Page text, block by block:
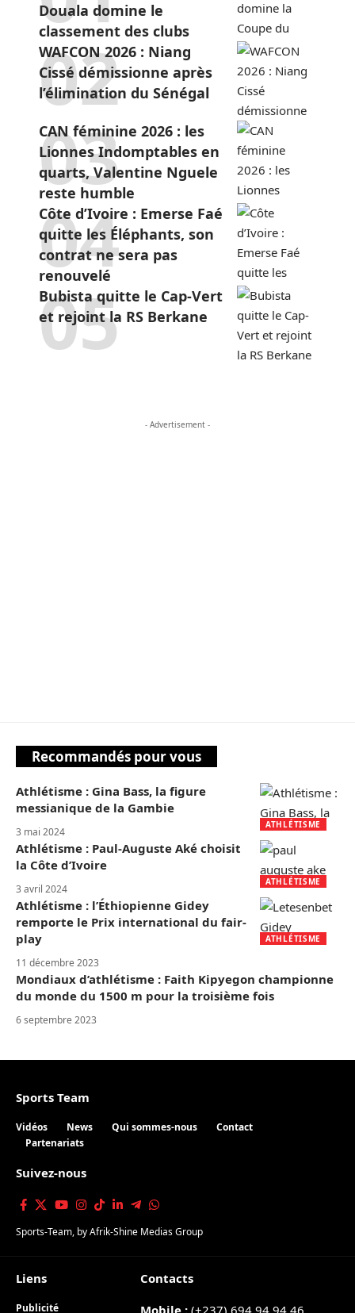
Douala domine le
classement des clubs
WAFCON 2026 : Niang
Cissé démissionne après
l’élimination du Sénégal
CAN féminine 2026 : les
Lionnes Indomptables en
quarts, Valentine Nguele
reste humble
Côte d’Ivoire : Emerse Faé
quitte les Éléphants, son
contrat ne sera pas
renouvelé
Bubista quitte le Cap-Vert
et rejoint la RS Berkane
- Advertisement -
Recommandés pour vous
ATHLÉTISME
Athlétisme : Gina Bass, la figure
messianique de la Gambie
3 mai 2024
ATHLÉTISME
Athlétisme : Paul-Auguste Aké choisit
la Côte d’Ivoire
3 avril 2024
ATHLÉTISME
Athlétisme : l’Éthiopienne Gidey
remporte le Prix international du fair-
play
11 décembre 2023
Mondiaux d’athlétisme : Faith Kipyegon championne
du monde du 1500 m pour la troisième fois
6 septembre 2023
Sports Team
Vidéos News Qui sommes-nous
Contact
Partenariats
Suivez-nous
Sports-Team, byAfrik-Shine Medias Group
Liens
Publicité
Contacts
Mobile : (+237) 694 94 94 46